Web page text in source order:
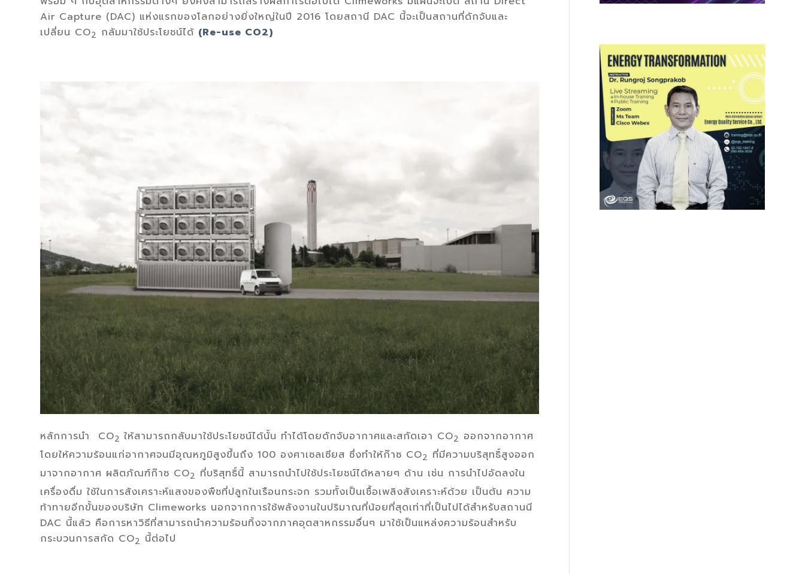
Air Capture (DAC) แห่งแรกของโลกอย่างยิ่งใหญ่ในปี 2016 โดยสถานี DAC นี้จะเป็นสถานที่ดักจับและ
เปลี่ยน CO2 กลัมมาใช้ประโยชน์ได้ (Re-use CO2)
หลักการนำ CO2 ให้สามารถกลับมาใช้ประโยชน์ได้นั้น ทำได้โดยดักจับอากาศและสกัดเอา CO2 ออกจากอากาศ
โดยให้ความร้อนแก่อากาศจนมีอุณหภูมิสูงขึ้นถึง 100 องศาเซลเซียส ซึ่งทำให้ก๊าซ CO2 ที่มีความบริสุทธิ์สูงออก
มาจากอากาศ ผลิตภัณฑ์ก๊าซ CO2 ที่บริสุทธิ์นี้ สามารถนำไปใช้ประโยชน์ได้หลายๆ ด้าน เช่น การนำไปอัดลงใน
เครื่องดื่ม ใช้ในการสังเคราะห์แสงของพืชที่ปลูกในเรือนกระจก รวมทั้งเป็นเชื้อเพลิงสังเคราะห์ด้วย เป็นต้น ความ
ท้าทายอีกขั้นของบริษัท Climeworks นอกจากการใช้พลังงานในปริมาณที่น้อยที่สุดเท่าที่เป็นไปได้สำหรับสถานนี
DAC นี้แล้ว คือการหาวิธีที่สามารถนำความร้อนทิ้งจากภาคอุตสาหกรรมอื่นๆ มาใช้เป็นแหล่งความร้อนสำหรับ
กระบวนการสกัด CO2 นี้ต่อไป